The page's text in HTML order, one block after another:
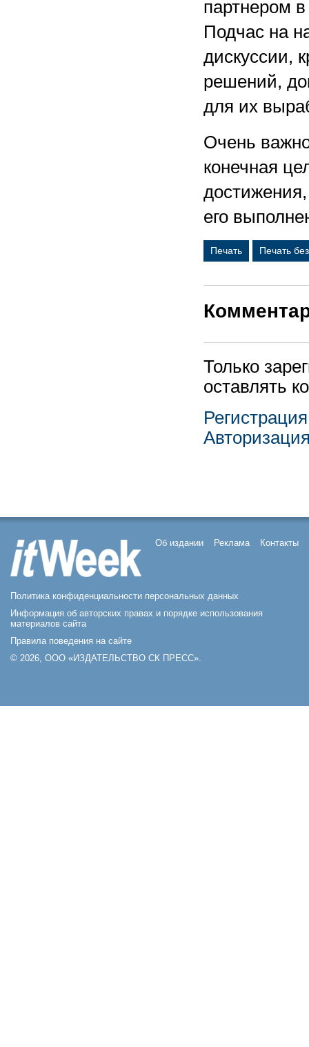
партнером
Подчас на
дискуссии,
решений,
для их
Очень
конечная
его
Печать Печать
Только
оставлять
Регистрация
Об издании Реклама Контакты
Политика конфиденциальности персональных данных
Информация об авторских правах и порядке использования
материалов сайта
Правила поведения на сайте
© 2026, ООО «ИЗДАТЕЛЬСТВО СК ПРЕСС».